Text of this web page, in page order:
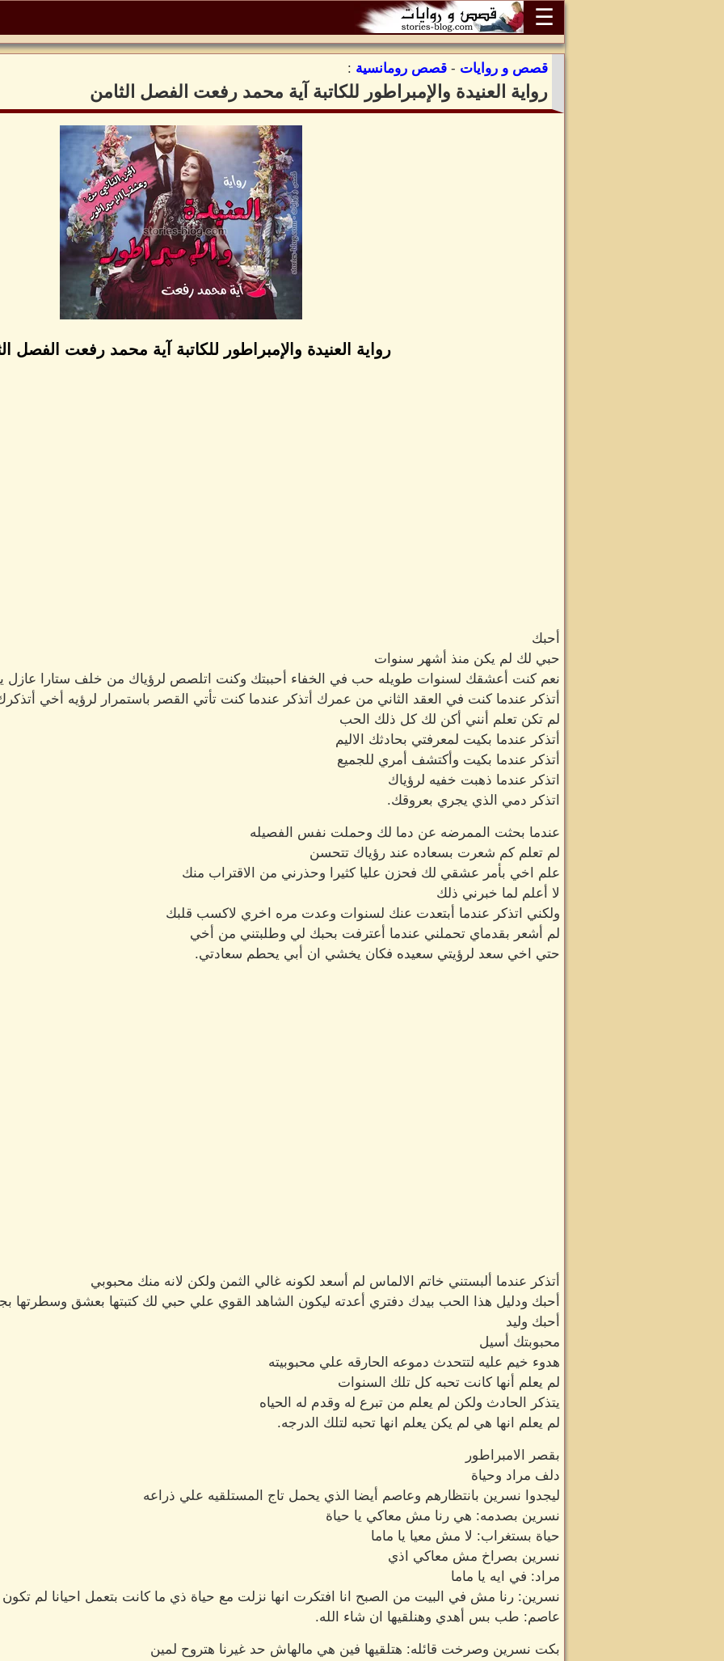
☰
قصص و روايات - قصص رومانسية :
رواية العنيدة والإمبراطور للكاتبة آية محمد رفعت الفصل الثامن
رواية العنيدة والإمبراطور للكاتبة آية محمد رفعت الفصل
أحبك
حبي لك لم يكن منذ أشهر سنوات
نعم كنت أعشقك لسنوات طويله حب في الخفاء أحببتك وكنت اتلصص لرؤياك من خلف ستارا عازل
أتذكر عندما كنت في العقد الثاني من عمرك أتذكر عندما كنت تأتي القصر باستمرار لرؤيه أخي
لم تكن تعلم أنني أكن لك كل ذلك الحب
أتذكر عندما بكيت لمعرفتي بحادثك الاليم
أتذكر عندما بكيت وأكتشف أمري للجميع
اتذكر عندما ذهبت خفيه لرؤياك
اتذكر دمي الذي يجري بعروقك.
عندما بحثت الممرضه عن دما لك وحملت نفس الفصيله
لم تعلم كم شعرت بسعاده عند رؤياك تتحسن
علم اخي بأمر عشقي لك فحزن عليا كثيرا وحذرني من الاقتراب منك
لا أعلم لما خبرني ذلك
ولكني اتذكر عندما أبتعدت عنك لسنوات وعدت مره اخري لاكسب قلبك
لم أشعر بقدماي تحملني عندما أعترفت بحبك لي وطلبتني من أخي
حتي اخي سعد لرؤيتي سعيده فكان يخشي ان أبي يحطم سعادتي.
أتذكر عندما ألبستني خاتم الالماس لم أسعد لكونه غالي الثمن ولكن لانه منك محبوبي
أحبك ودليل هذا الحب بيدك دفتري أعدته ليكون الشاهد القوي علي حبي لك كتبتها بعشق وسطرتها
أحبك وليد
محبوبتك أسيل
هدوء خيم عليه لتتحدث دموعه الحارقه علي محبوبيته
لم يعلم أنها كانت تحبه كل تلك السنوات
يتذكر الحادث ولكن لم يعلم من تبرع له وقدم له الحياه
لم يعلم انها هي لم يكن يعلم انها تحبه لتلك الدرجه.
بقصر الامبراطور
دلف مراد وحياة
ليجدوا نسرين بانتظارهم وعاصم أيضا الذي يحمل تاج المستلقيه علي ذراعه
نسرين بصدمه: هي رنا مش معاكي يا حياة
حياة بستغراب: لا مش معيا يا ماما
نسرين بصراخ مش معاكي اذي
مراد: في ايه يا ماما
نسرين: رنا مش في البيت من الصبح انا افتكرت انها نزلت مع حياة ذي ما كانت بتعمل احيانا لم
عاصم: طب بس أهدي وهنلقيها ان شاء الله.
بكت نسرين وصرخت قائله: هتلقيها فين هي مالهاش حد غيرنا هتروح لمين